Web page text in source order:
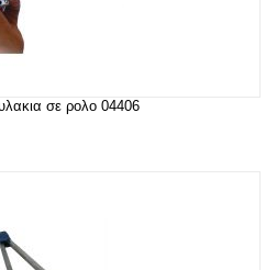
σε ρολο 04406